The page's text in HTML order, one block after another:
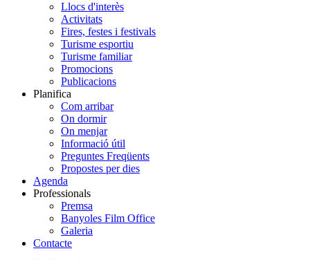
Llocs d'interès
Activitats
Fires, festes i festivals
Turisme esportiu
Turisme familiar
Promocions
Publicacions
Planifica
Com arribar
On dormir
On menjar
Informació útil
Preguntes Freqüents
Propostes per dies
Agenda
Professionals
Premsa
Banyoles Film Office
Galeria
Contacte